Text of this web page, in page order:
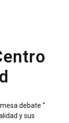
debate “
y sus